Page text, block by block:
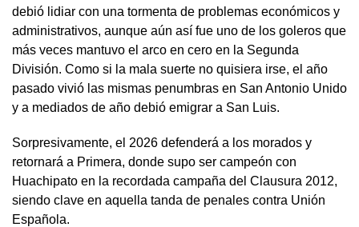
debió lidiar con una tormenta de problemas económicos y
administrativos, aunque aún así fue uno de los goleros que
más veces mantuvo el arco en cero en la Segunda
División. Como si la mala suerte no quisiera irse, el año
pasado vivió las mismas penumbras en San Antonio Unido
y a mediados de año debió emigrar a San Luis.
Sorpresivamente, el 2026 defenderá a los morados y
retornará a Primera, donde supo ser campeón con
Huachipato en la recordada campaña del Clausura 2012,
siendo clave en aquella tanda de penales contra Unión
Española.